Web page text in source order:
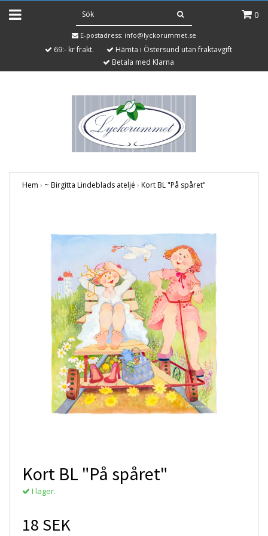
0
E-postadress: info@lyckorummet.se
69:- kr frakt.
Hämta i Östersund utan fraktavgift
Betala med Klarna
Hem › ~ Birgitta Lindeblads ateljé › Kort BL "På spåret"
Kort BL "På spåret"
I lager.
18 SEK